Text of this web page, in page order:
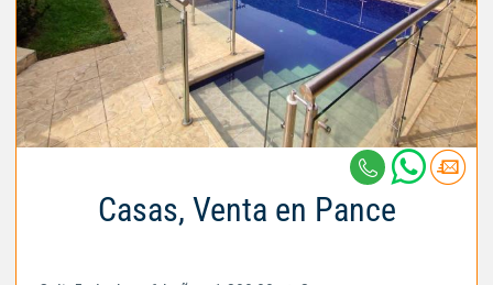
Casas, Venta en Pance